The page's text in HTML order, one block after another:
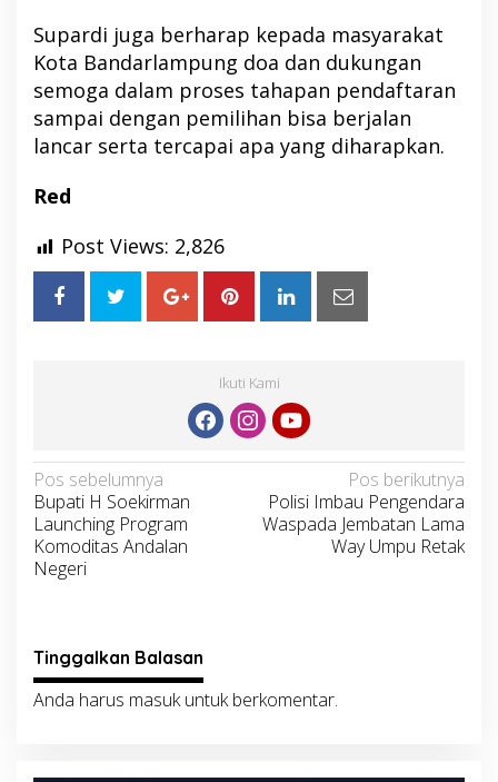
Supardi juga berharap kepada masyarakat
Kota Bandarlampung doa dan dukungan
semoga dalam proses tahapan pendaftaran
sampai dengan pemilihan bisa berjalan
lancar serta tercapai apa yang diharapkan.
Red
Post Views: 2,826
Ikuti Kami
Navigasi
pos
Pos sebelumnya
Bupati H Soekirman
Launching Program
Komoditas Andalan
Negeri
Pos berikutnya
Polisi Imbau Pengendara
Waspada Jembatan Lama
Way Umpu Retak
Tinggalkan Balasan
Anda harus masukuntuk berkomentar.